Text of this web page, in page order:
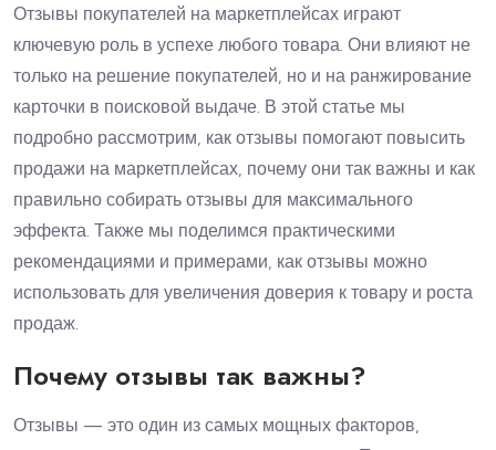
Отзывы покупателей на маркетплейсах играют
ключевую роль в успехе любого товара. Они влияют не
только на решение покупателей, но и на ранжирование
карточки в поисковой выдаче. В этой статье мы
подробно рассмотрим, как отзывы помогают повысить
продажи на маркетплейсах, почему они так важны и как
правильно собирать отзывы для максимального
эффекта. Также мы поделимся практическими
рекомендациями и примерами, как отзывы можно
использовать для увеличения доверия к товару и роста
продаж.
Почему отзывы так важны?
Отзывы — это один из самых мощных факторов,